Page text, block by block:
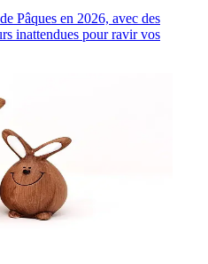
Pâques en 2026, avec des
inattendues pour ravir vos